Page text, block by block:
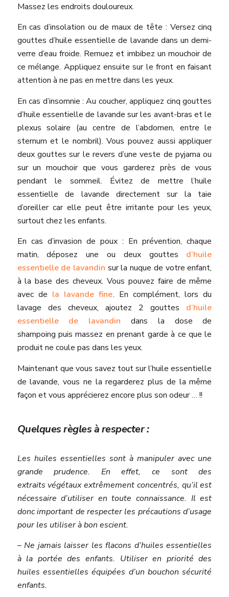
Massez les endroits douloureux.
En cas d’insolation ou de maux de tête : Versez cinq
gouttes d’huile essentielle de lavande dans un demi­-
verre d’eau froide. Remuez et imbibez un mouchoir de
ce mélange. Appliquez ensuite sur le front en faisant
attention à ne pas en mettre dans les yeux.
En cas d’insomnie : Au coucher, appliquez cinq gouttes
d’huile essentielle de lavande sur les avant­-bras et le
plexus solaire (au centre de l’abdomen, entre le
sternum et le nombril). Vous pouvez aussi appliquer
deux gouttes sur le revers d’une veste de pyjama ou
sur un mouchoir que vous garderez près de vous
pendant le sommeil. Évitez de mettre l’huile
essentielle de lavande directement sur la taie
d’oreiller car elle peut être irritante pour les yeux,
surtout chez les enfants.
En cas d’invasion de poux : En prévention, chaque
matin, déposez une ou deux gouttes d’huile
essentielle de lavandin sur la nuque de votre enfant,
à la base des cheveux. Vous pouvez faire de même
avec de la lavande fine. En complément, lors du
lavage des cheveux, ajoutez 2 gouttes d’huile
essentielle de lavandin dans la dose de
shampoing puis massez en prenant garde à ce que le
produit ne coule pas dans les yeux.
Maintenant que vous savez tout sur l’huile essentielle
de lavande, vous ne la regarderez plus de la même
façon et vous apprécierez encore plus son odeur … !!
Quelques règles à respecter :
Les huiles essentielles sont à manipuler avec une
grande prudence. En effet, ce sont des
extraits végétaux extrêmement concentrés, qu’il est
nécessaire d’utiliser en toute connaissance. Il est
donc important de respecter les précautions d’usage
pour les utiliser à bon escient.
– Ne jamais laisser les flacons d’huiles essentielles
à la portée des enfants. Utiliser en priorité des
huiles essentielles équipées d’un bouchon sécurité
enfants.